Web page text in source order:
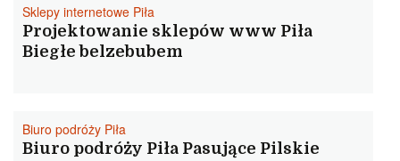
Sklepy internetowe Piła
Projektowanie sklepów www Piła
Biegłe belzebubem
Biuro podróży Piła
Biuro podróży Piła Pasujące Pilskie